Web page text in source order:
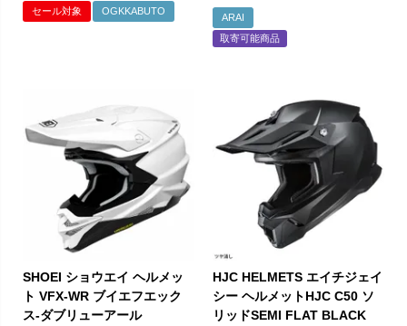
セール対象 OGKKABUTO
ARAI
取寄可能商品
SHOEI ショウエイ ヘルメッ
ト VFX-WR ブイエフエック
ス-ダブリューアール
HJC HELMETS エイチジェイ
シー ヘルメットHJC C50 ソ
リッドSEMI FLAT BLACK